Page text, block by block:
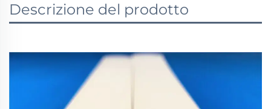
Descrizione del prodotto